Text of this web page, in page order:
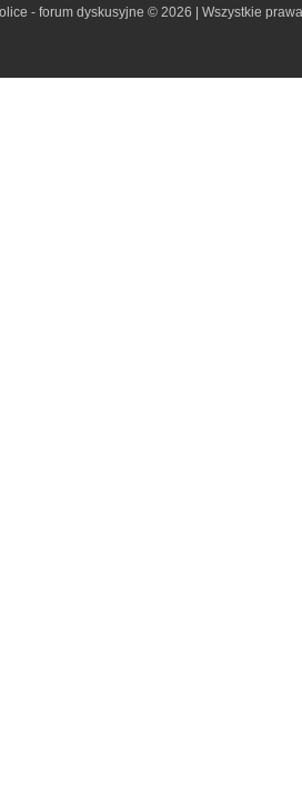
- forum dyskusyjne © 2026 | Wszystkie